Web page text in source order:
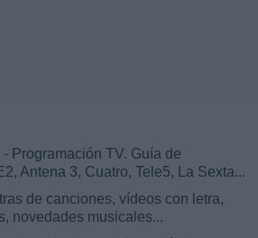
- Programación TV. Guía de
Antena 3, Cuatro, Tele5, La Sexta...
de canciones, vídeos con letra,
novedades musicales...